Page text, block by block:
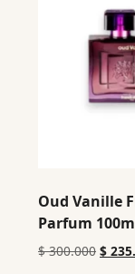
Oud Vanille
Parfum
$300.000 $